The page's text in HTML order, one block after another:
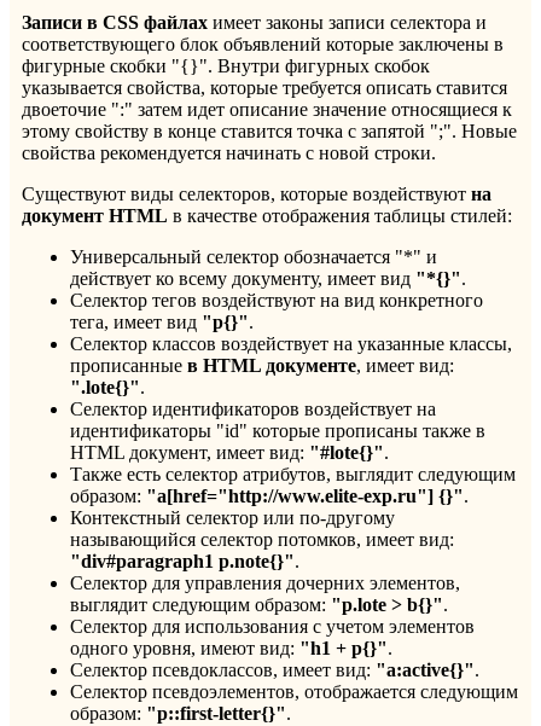
Записи в CSS файлах имеет законы записи селектора и
соответствующего блок объявлений которые заключены в
фигурные скобки "{}". Внутри фигурных скобок
указывается свойства, которые требуется описать ставится
двоеточие ":" затем идет описание значение относящиеся к
этому свойству в конце ставится точка с запятой ";". Новые
свойства рекомендуется начинать с новой строки.
Существуют виды селекторов, которые воздействуют на
документ HTML в качестве отображения таблицы стилей:
Универсальный селектор обозначается "*" и
действует ко всему документу, имеет вид "*{}".
Селектор тегов воздействуют на вид конкретного
тега, имеет вид "p{}".
Селектор классов воздействует на указанные классы,
прописанные в HTML документе, имеет вид:
".lote{}".
Селектор идентификаторов воздействует на
идентификаторы "id" которые прописаны также в
HTML документ, имеет вид: "#lote{}".
Также есть селектор атрибутов, выглядит следующим
образом: "a[href="http://www.elite-exp.ru"] {}".
Контекстный селектор или по-другому
называющийся селектор потомков, имеет вид:
"div#paragraph1 p.note{}".
Селектор для управления дочерних элементов,
выглядит следующим образом: "p.lote > b{}".
Селектор для использования с учетом элементов
одного уровня, имеют вид: "h1 + p{}".
Селектор псевдоклассов, имеет вид: "a:active{}".
Селектор псевдоэлементов, отображается следующим
образом: "p::first-letter{}".